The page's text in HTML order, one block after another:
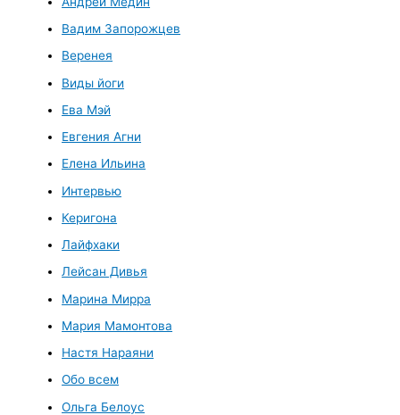
Вадим Запорожцев
Веренея
Виды йоги
Ева Мэй
Евгения Агни
Елена Ильина
Интервью
Керигона
Лайфхаки
Лейсан Дивья
Марина Мирра
Мария Мамонтова
Настя Нараяни
Обо всем
Ольга Белоус